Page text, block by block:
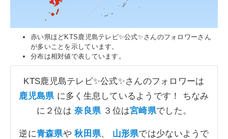
赤い県ほどKTS鹿児島テレビ✨公式✨さんのフォロワーさん
が多いことを示しています。
分布は相対値で表しています。
KTS鹿児島テレビ✨公式✨さんのフォロワーは
鹿児島県に多く生息しているようです！ ちなみ
に２位は奈良県３位は宮崎県でした。
逆に青森県や秋田県、 山形県では少ないようで